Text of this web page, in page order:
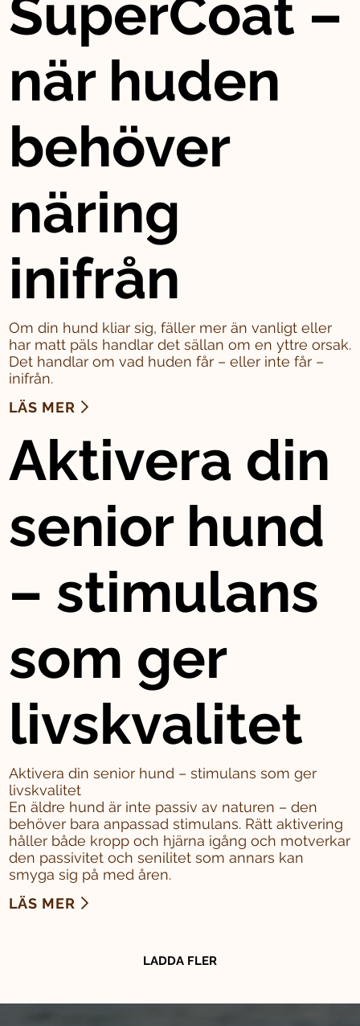
SuperCoat –
när huden
behöver
näring
inifrån
Om din hund kliar sig, fäller mer än vanligt eller
har matt päls handlar det sällan om en yttre orsak.
Det handlar om vad huden får – eller inte får –
inifrån.
LÄS MER
Aktivera din
senior hund
– stimulans
som ger
livskvalitet
Aktivera din senior hund – stimulans som ger
livskvalitet
En äldre hund är inte passiv av naturen – den
behöver bara anpassad stimulans. Rätt aktivering
håller både kropp och hjärna igång och motverkar
den passivitet och senilitet som annars kan
smyga sig på med åren.
LÄS MER
LADDA FLER